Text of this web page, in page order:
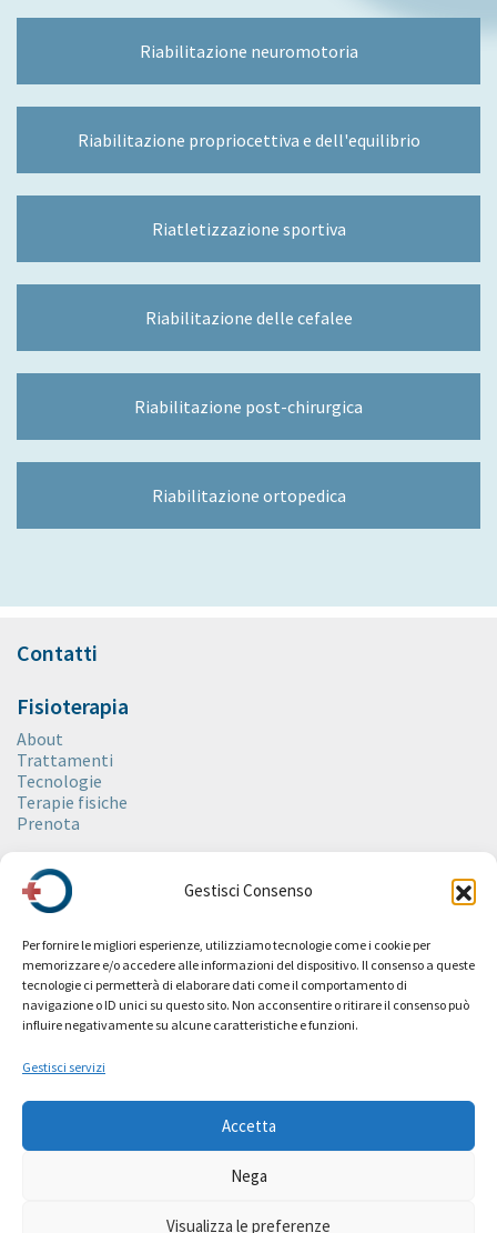
Gestisci Consenso
Per fornire le migliori esperienze, utilizziamo tecnologie come i cookie per
memorizzare e/o accedere alle informazioni del dispositivo. Il consenso a queste
tecnologie ci permetterà di elaborare dati come il comportamento di
navigazione o ID unici su questo sito. Non acconsentire o ritirare il consenso può
influire negativamente su alcune caratteristiche e funzioni.
Gestisci servizi
Accetta
Nega
Visualizza le preferenze
Riabilitazione neuromotoria
Riabilitazione propriocettiva e dell'equilibrio
Riatletizzazione sportiva
Riabilitazione delle cefalee
Riabilitazione post-chirurgica
Riabilitazione ortopedica
Contatti
Fisioterapia
About
Trattamenti
Tecnologie
Terapie fisiche
Prenota
Spa
About
Ambienti
Trattamenti
Rituali
Wellness
Estetica
Spa Etiquette
Listino prezzi
Revive
Fitness